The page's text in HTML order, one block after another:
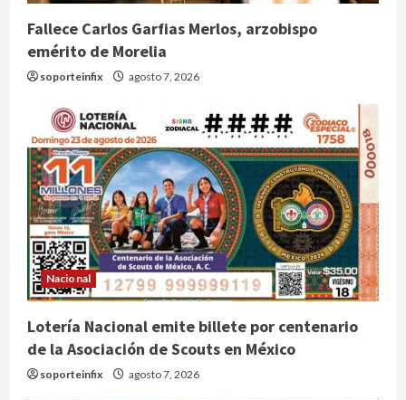
Fallece Carlos Garfias Merlos, arzobispo
emérito de Morelia
soporteinfix agosto 7, 2026
Nacional
Lotería Nacional emite billete por centenario
de la Asociación de Scouts en México
soporteinfix agosto 7, 2026